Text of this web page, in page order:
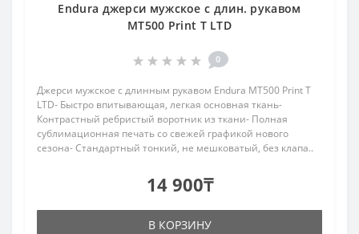
Endura джерси мужское с длин. рукавом
MT500 Print T LTD
0
Джерси мужское с длинным рукавом Endura MT500 Print T
LTD- Быстро впитывающая, легкая основная ткань-
Контрастный ребристый воротник из ткани- Полная
сублимационная печать со свежей графикой нового
сезона- Стандартный тонкий, не мешковатый, без клапа..
14 900₸
В КОРЗИНУ